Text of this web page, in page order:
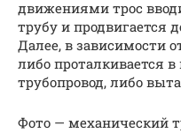
движениями трос
трубу и продвигается
Далее, в зависимости
либо проталкивается
трубопровод, либо
Фото — механический